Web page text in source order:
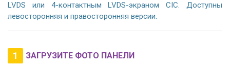
LVDS или 4-контактным LVDS-экраном CIC. Доступны
левосторонняя и правосторонняя версии.
1 ЗАГРУЗИТЕ ФОТО ПАНЕЛИ